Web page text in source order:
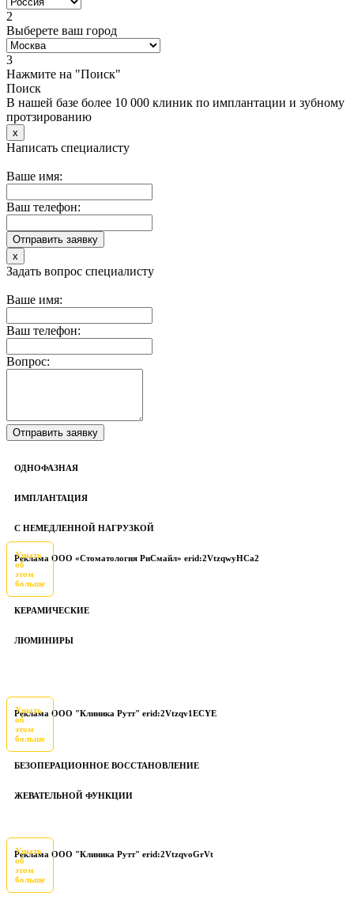
2
Выберете ваш город
3
Нажмите на "Поиск"
Поиск
В нашей базе более 10 000 клиник по имплантации и зубному
протзированию
x
Написать специалисту
Ваше имя:
Ваш телефон:
x
Задать вопрос специалисту
Ваше имя:
Ваш телефон:
Вопрос:
ОДНОФАЗНАЯ
ИМПЛАНТАЦИЯ
С НЕМЕДЛЕННОЙ НАГРУЗКОЙ
Реклама ООО «Стоматология РиСмайл» erid:2VtzqwyHCa2
Узнать
об
этом
больше
КЕРАМИЧЕСКИЕ
ЛЮМИНИРЫ
Реклама ООО "Клиника Рутт" erid:2Vtzqv1ECYE
Узнать
об
этом
больше
БЕЗОПЕРАЦИОННОЕ ВОССТАНОВЛЕНИЕ
ЖЕВАТЕЛЬНОЙ ФУНКЦИИ
Реклама ООО "Клиника Рутт" erid:2VtzqvoGrVt
Узнать
об
этом
больше